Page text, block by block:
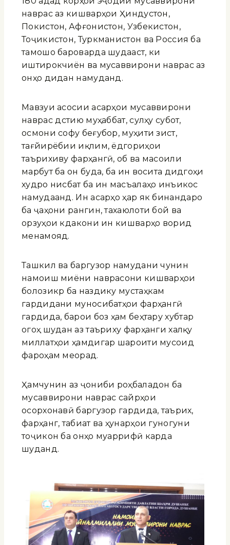
наврас аз кишварҳои Ҳиндустон,
Покистон, Афғонистон, Узбекистон,
Тоҷикистон, Туркманистон ва Россия ба
тамошо бароварда шудааст, ки
иштирокчиён ва мусаввирони наврас аз
онҳо дидан намуданд.
Мавзуи асосии асарҳои мусаввирони
наврас дӯстию муҳаббат, сулҳу субот,
осмони софу беғубор, муҳити зист,
тағйирёбии иқлим, ёдгориҳои
таърихиву фарҳангӣ, об ва масоили
марбут ба он буда, ба ин восита дидгоҳи
худро нисбат ба ин масъалаҳо инъикос
намудаанд. Ин асарҳо ҳар як бинандаро
ба ҷаҳони рангин, тахаюлоти бой ва
орзуҳои кӯдакони ин кишварҳо ворид
менамояд.
Ташкил ва баргузор намудани чунин
намоиш миёни наврасони кишварҳои
болозикр ба наздику мустаҳкам
гардидани муносибатҳои фарҳангӣ
гардида, барои боз ҳам беҳтару хубтар
огоҳ шудан аз таъриху фарҳанги халқу
миллатҳои ҳамдигар шароити мусоид
фароҳам меорад.
Ҳамчунин аз ҷониби роҳбаладон ба
мусаввирони наврас сайрҳои
осорхонавӣ баргузор гардида, таърих,
фарҳанг, табиат ва ҳунарҳои гуногуни
тоҷикон ба онҳо муаррифӣ карда
шуданд.